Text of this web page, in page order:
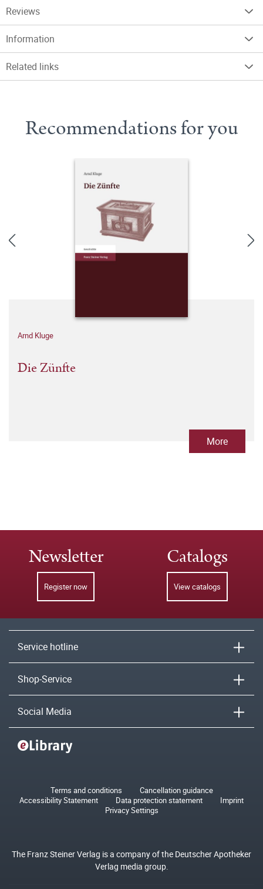
Reviews
Information
Related links
Recommendations for you
Arnd Kluge
Die Zünfte
More
Newsletter
Register now
Catalogs
View catalogs
Service hotline
Shop-Service
Social Media
Terms and conditions
Cancellation guidance
Accessibility Statement
Data protection statement
Imprint
Privacy Settings
The Franz Steiner Verlag is a company of the Deutscher Apotheker
Verlag media group.